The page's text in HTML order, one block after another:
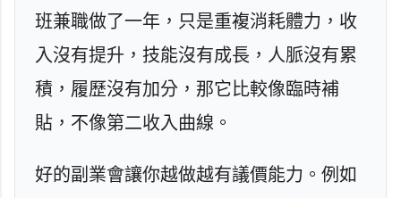
班兼職做了一年，只是重複消耗體力，收
入沒有提升，技能沒有成長，人脈沒有累
積，履歷沒有加分，那它比較像臨時補
貼，不像第二收入曲線。
好的副業會讓你越做越有議價能力。例如